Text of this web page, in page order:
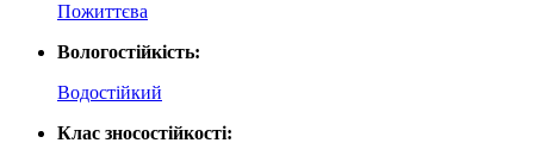
Пожиттєва
Вологостійкість:
Водостійкий
Клас зносостійкості: